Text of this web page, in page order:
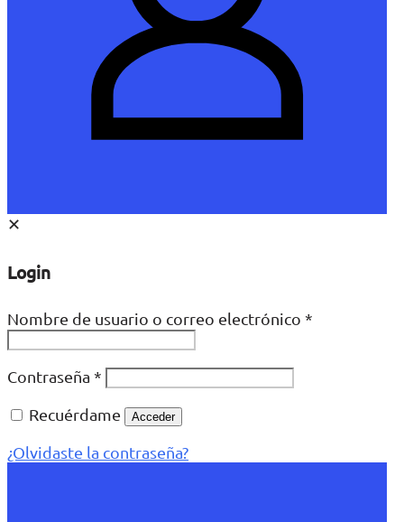
✕
Login
Nombre de usuario o correo electrónico *
Contraseña *
Recuérdame
Acceder
¿Olvidaste la contraseña?